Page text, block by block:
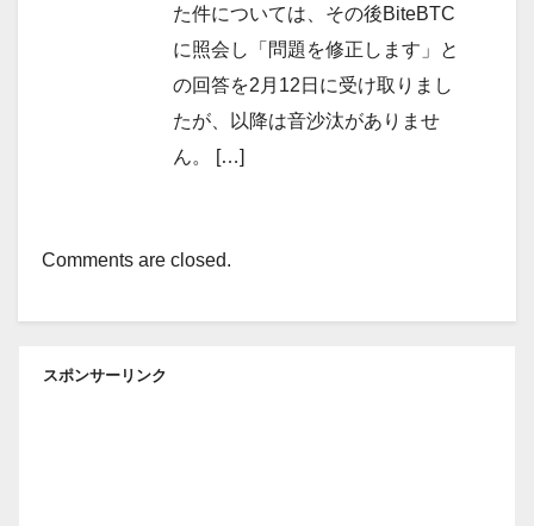
た件については、その後BiteBTC
に照会し「問題を修正します」と
の回答を2月12日に受け取りまし
たが、以降は音沙汰がありませ
ん。 […]
Comments are closed.
スポンサーリンク